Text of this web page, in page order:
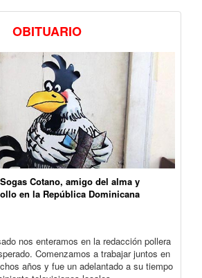
OBITUARIO
Cotano, amigo del alma y
en la República Dominicana
nos enteramos en la redacción pollera
Comenzamos a trabajar juntos en
años y fue un adelantado a su tiempo